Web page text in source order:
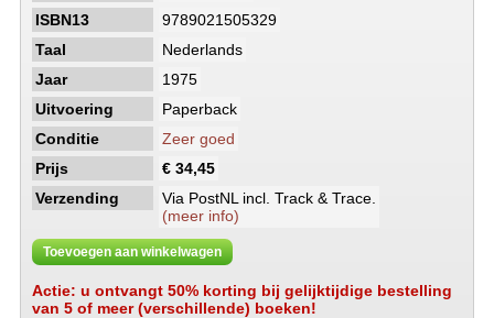
ISBN13
9789021505329
Taal
Nederlands
Jaar
1975
Uitvoering
Paperback
Conditie
Zeer goed
Prijs
€ 34,45
Verzending
Via PostNL incl. Track & Trace.
(meer info)
Toevoegen aan winkelwagen
Actie: u ontvangt 50% korting bij gelijktijdige bestelling
van 5 of meer (verschillende) boeken!